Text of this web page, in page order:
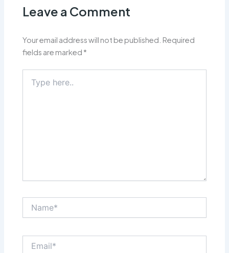
Leave a Comment
Your email address will not be published. Required
fields are marked *
here..